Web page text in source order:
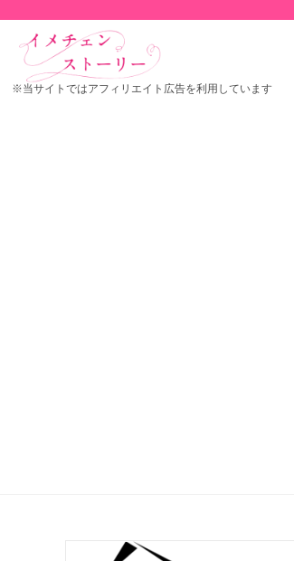
※当サイトではアフィリエイト広告を利用しています